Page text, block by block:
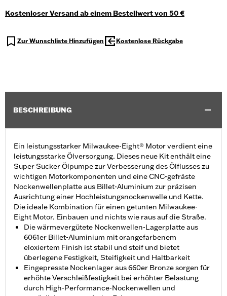
Kostenloser Versand ab einem Bestellwert von 50 €
Zur Wunschliste Hinzufügen Kostenlose Rückgabe
BESCHREIBUNG
Ein leistungsstarker Milwaukee-Eight® Motor verdient eine
leistungsstarke Ölversorgung. Dieses neue Kit enthält eine
Super Sucker Ölpumpe zur Verbesserung des Ölflusses zu
wichtigen Motorkomponenten und eine CNC-gefräste
Nockenwellenplatte aus Billet-Aluminium zur präzisen
Ausrichtung einer Hochleistungsnockenwelle und Kette.
Die ideale Kombination für einen getunten Milwaukee-
Eight Motor. Einbauen und nichts wie raus auf die Straße.
Die wärmevergütete Nockenwellen-Lagerplatte aus
6061er Billet-Aluminium mit orangefarbenem
eloxiertem Finish ist stabil und steif und bietet
überlegene Festigkeit, Steifigkeit und Haltbarkeit
Eingepresste Nockenlager aus 660er Bronze sorgen für
erhöhte Verschleißfestigkeit bei erhöhter Belastung
durch High-Performance-Nockenwellen und